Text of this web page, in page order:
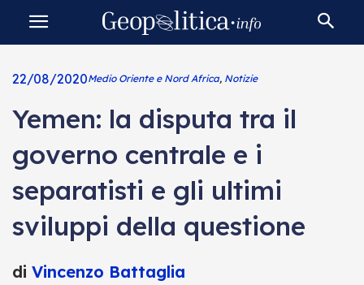
22/08/2020Medio Oriente e Nord Africa, Notizie
Yemen: la disputa tra il
governo centrale e i
separatisti e gli ultimi
sviluppi della questione
di Vincenzo Battaglia